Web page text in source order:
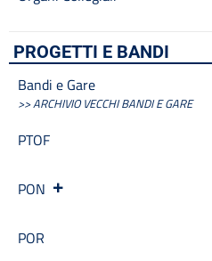
Sicurezza
Tassi di assenza
Telefono e posta elettronica
Cerca
PROGETTI E BANDI
Bandi e Gare
>> ARCHIVIO VECCHI BANDI E GARE
PTOF
PON
POR